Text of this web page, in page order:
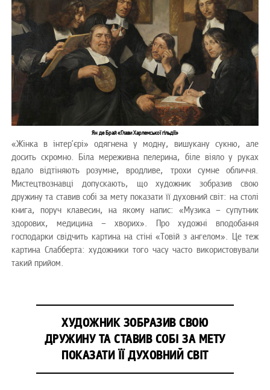
Ян де Брай «Глави Харлемської гільдії»
«Жінка в інтер’єрі» одягнена у модну, вишукану сукню, але
досить скромно. Біла мереживна пелерина, біле віяло у руках
вдало відтіняють розумне, вродливе, трохи сумне обличчя.
Мистецтвознавці допускають, що художник зобразив свою
дружину та ставив собі за мету показати її духовний світ: на столі
книга, поруч клавесин, на якому напис: «Музика – супутник
здорових, медицина – хворих». Про художні вподобання
господарки свідчить картина на стіні «Товій з ангелом». Це теж
картина Слабберта: художники того часу часто використовували
такий прийом.
ХУДОЖНИК ЗОБРАЗИВ СВОЮ
ДРУЖИНУ ТА СТАВИВ СОБІ ЗА МЕТУ
ПОКАЗАТИ ЇЇ ДУХОВНИЙ СВІТ